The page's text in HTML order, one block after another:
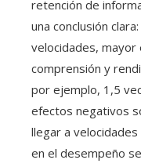
retención de
una conclusión
velocidades,
comprensión y
por ejemplo, 1,5
efectos negativos
llegar a
en el desempeño